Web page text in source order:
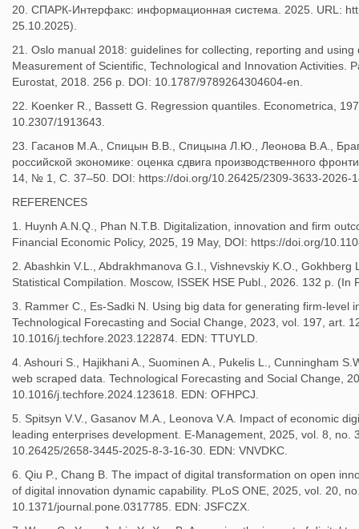
20. СПАРК-Интерфакс: информационная система. 2025. URL:
25.10.2025).
21. Oslo manual 2018: guidelines for collecting, reporting and
Measurement of Scientific, Technological and Innovation Activities.
Eurostat, 2018. 256 p. DOI: 10.1787/9789264304604-en.
22. Koenker R., Bassett G. Regression quantiles. Econometrica,
10.2307/1913643.
23. Гасанов М.А., Спицын В.В., Спицына Л.Ю., Леонова В.А.,
российской экономике: оценка сдвига производственного
14, № 1, С. 37–50. DOI: https://doi.org/10.26425/2309-3633-2026-
REFERENCES
1. Huynh A.N.Q., Phan N.T.B. Digitalization, innovation and firm
Financial Economic Policy, 2025, 19 May, DOI: https://doi.org/
2. Abashkin V.L., Abdrakhmanova G.I., Vishnevskiy K.O.,
Statistical Compilation. Moscow, ISSEK HSE Publ., 2026. 132 p. (In
3. Rammer C., Es-Sadki N. Using big data for generating firm-level
Technological Forecasting and Social Change, 2023, vol. 197, art.
10.1016/j.techfore.2023.122874. EDN: TTUYLD.
4. Ashouri S., Hajikhani A., Suominen A., Pukelis L., Cunningham
web scraped data. Technological Forecasting and Social Change,
10.1016/j.techfore.2024.123618. EDN: OFHPCJ.
5. Spitsyn V.V., Gasanov M.A., Leonova V.A. Impact of economic
leading enterprises development. E-Management, 2025, vol. 8, no.
10.26425/2658-3445-2025-8-3-16-30. EDN: VNVDKC.
6. Qiu P., Chang B. The impact of digital transformation on open
of digital innovation dynamic capability. PLoS ONE, 2025, vol. 20,
10.1371/journal.pone.0317785. EDN: JSFCZX.